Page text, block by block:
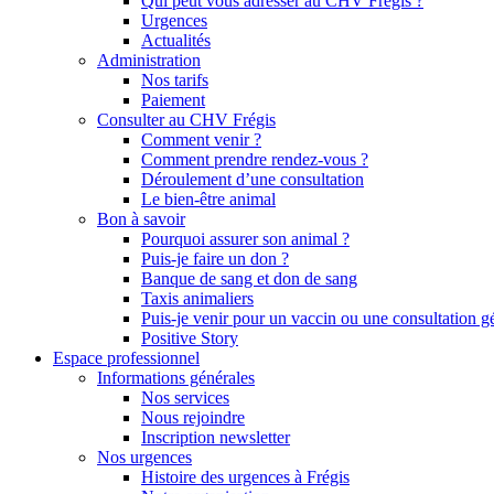
Urgences
Actualités
Administration
Nos tarifs
Paiement
Consulter au CHV Frégis
Comment venir ?
Comment prendre rendez-vous ?
Déroulement d’une consultation
Le bien-être animal
Bon à savoir
Pourquoi assurer son animal ?
Puis-je faire un don ?
Banque de sang et don de sang
Taxis animaliers
Puis-je venir pour un vaccin ou une consultation
Positive Story
Espace professionnel
Informations générales
Nos services
Nous rejoindre
Inscription newsletter
Nos urgences
Histoire des urgences à Frégis